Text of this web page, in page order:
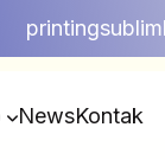
NewsKontak